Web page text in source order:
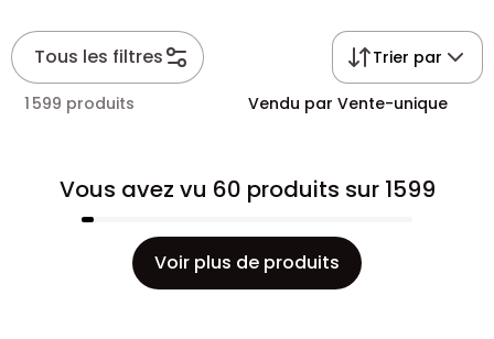
Tous les filtres Trier par
1 599 produits Vendu par Vente-unique
Vous avez vu 60 produits sur 1599
Voir plus de produits